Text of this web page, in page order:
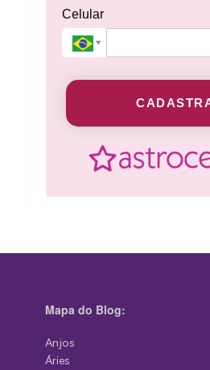
Celular
Mapa do Blog:
Anjos
Áries